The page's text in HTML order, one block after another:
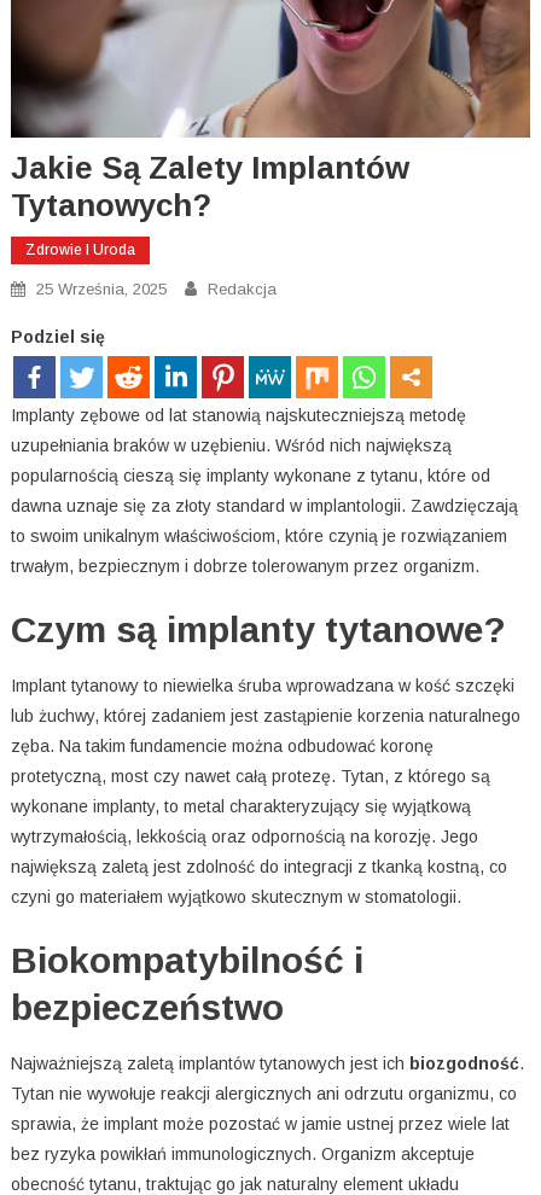
Jakie Są Zalety Implantów
Tytanowych?
Zdrowie I Uroda
25 Września, 2025 Redakcja
Podziel się
Implanty zębowe od lat stanowią najskuteczniejszą metodę
uzupełniania braków w uzębieniu. Wśród nich największą
popularnością cieszą się implanty wykonane z tytanu, które od
dawna uznaje się za złoty standard w implantologii. Zawdzięczają
to swoim unikalnym właściwościom, które czynią je rozwiązaniem
trwałym, bezpiecznym i dobrze tolerowanym przez organizm.
Czym są implanty tytanowe?
Implant tytanowy to niewielka śruba wprowadzana w kość szczęki
lub żuchwy, której zadaniem jest zastąpienie korzenia naturalnego
zęba. Na takim fundamencie można odbudować koronę
protetyczną, most czy nawet całą protezę. Tytan, z którego są
wykonane implanty, to metal charakteryzujący się wyjątkową
wytrzymałością, lekkością oraz odpornością na korozję. Jego
największą zaletą jest zdolność do integracji z tkanką kostną, co
czyni go materiałem wyjątkowo skutecznym w stomatologii.
Biokompatybilność i
bezpieczeństwo
Najważniejszą zaletą implantów tytanowych jest ich biozgodność.
Tytan nie wywołuje reakcji alergicznych ani odrzutu organizmu, co
sprawia, że implant może pozostać w jamie ustnej przez wiele lat
bez ryzyka powikłań immunologicznych. Organizm akceptuje
obecność tytanu, traktując go jak naturalny element układu